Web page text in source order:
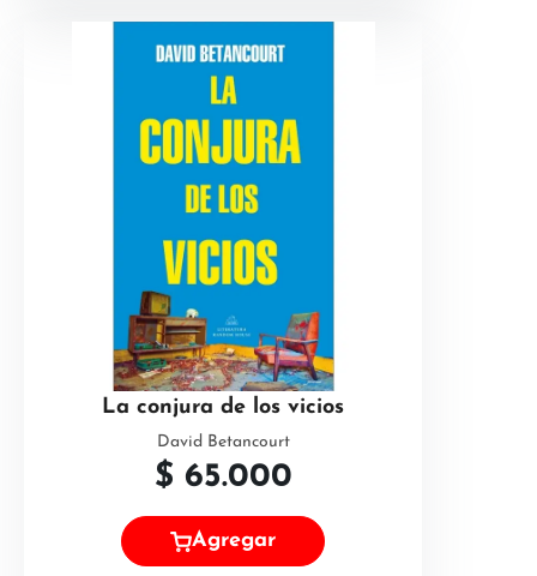
La conjura de los vicios
David Betancourt
$ 65.000
Agregar